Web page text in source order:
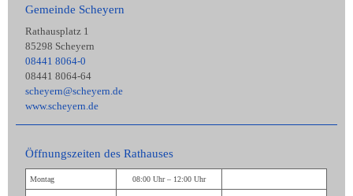
Gemeinde Scheyern
Rathausplatz 1
85298 Scheyern
08441 8064-0
08441 8064-64
scheyern@scheyern.de
www.scheyern.de
Öffnungszeiten des Rathauses
Montag 08:00 Uhr – 12:00 Uhr